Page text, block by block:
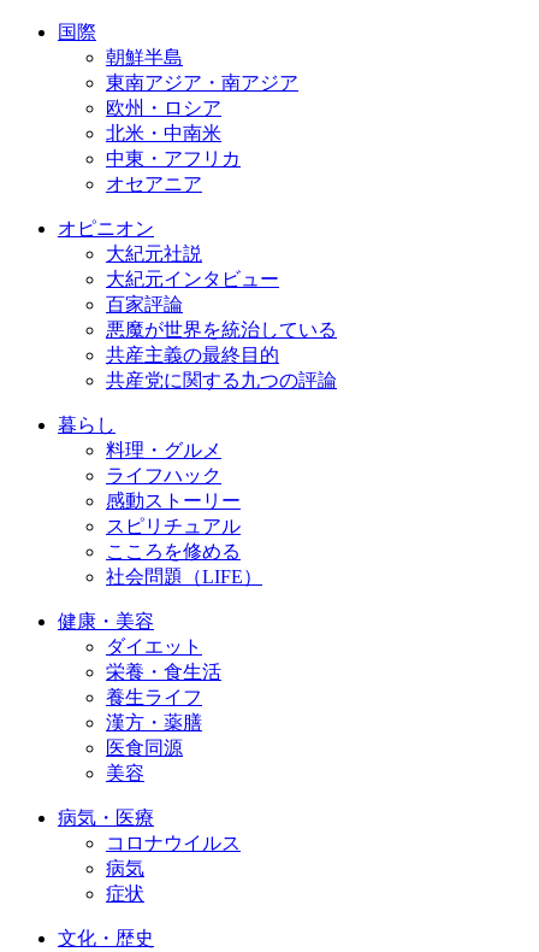
国際
朝鮮半島
東南アジア・南アジア
欧州・ロシア
北米・中南米
中東・アフリカ
オセアニア
オピニオン
大紀元社説
大紀元インタビュー
百家評論
悪魔が世界を統治している
共産主義の最終目的
共産党に関する九つの評論
暮らし
料理・グルメ
ライフハック
感動ストーリー
スピリチュアル
こころを修める
社会問題（LIFE）
健康・美容
ダイエット
栄養・食生活
養生ライフ
漢方・薬膳
医食同源
美容
病気・医療
コロナウイルス
病気
症状
文化・歴史